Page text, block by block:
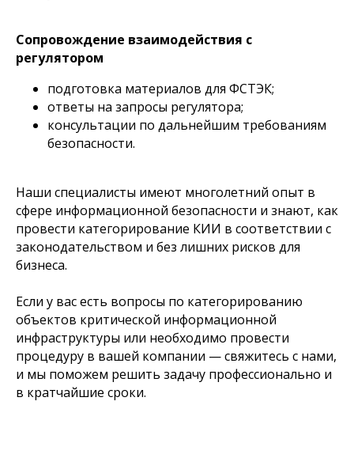
Сопровождение взаимодействия с
регулятором
подготовка материалов для ФСТЭК;
ответы на запросы регулятора;
консультации по дальнейшим требованиям
безопасности.
Наши специалисты имеют многолетний опыт в
сфере информационной безопасности и знают, как
провести категорирование КИИ в соответствии с
законодательством и без лишних рисков для
бизнеса.
Если у вас есть вопросы по категорированию
объектов критической информационной
инфраструктуры или необходимо провести
процедуру в вашей компании — свяжитесь с нами,
и мы поможем решить задачу профессионально и
в кратчайшие сроки.